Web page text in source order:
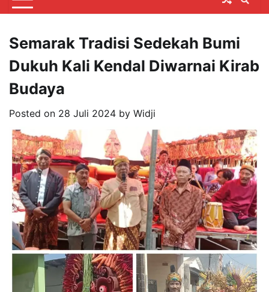
Semarak Tradisi Sedekah Bumi
Dukuh Kali Kendal Diwarnai Kirab
Budaya
Posted on 28 Juli 2024 by Widji